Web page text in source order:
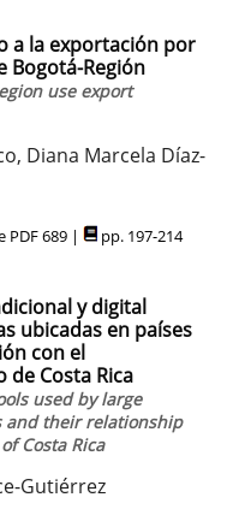
a la exportación por
Bogotá-Región
use export
Diana Marcela Díaz-
PDF 689 | pp. 197-214
y digital
ubicadas en países
con el
Costa Rica
used by large
and their relationship
Costa Rica
Gutiérrez